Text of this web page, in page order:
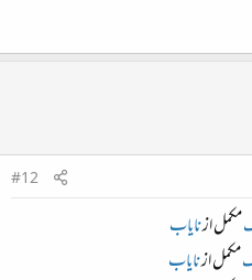
#12
مکمل ازنایاب
مکمل ازنایاب